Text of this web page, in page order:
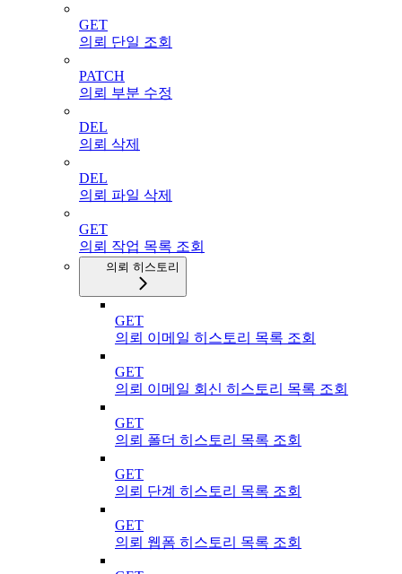
GET
의뢰 단일 조회
PATCH
의뢰 부분 수정
DEL
의뢰 삭제
DEL
의뢰 파일 삭제
GET
의뢰 작업 목록 조회
의뢰 히스토리
GET
의뢰 이메일 히스토리 목록 조회
GET
의뢰 이메일 회신 히스토리 목록 조회
GET
의뢰 폴더 히스토리 목록 조회
GET
의뢰 단계 히스토리 목록 조회
GET
의뢰 웹폼 히스토리 목록 조회